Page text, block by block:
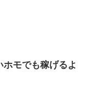
モでも稼げるよ